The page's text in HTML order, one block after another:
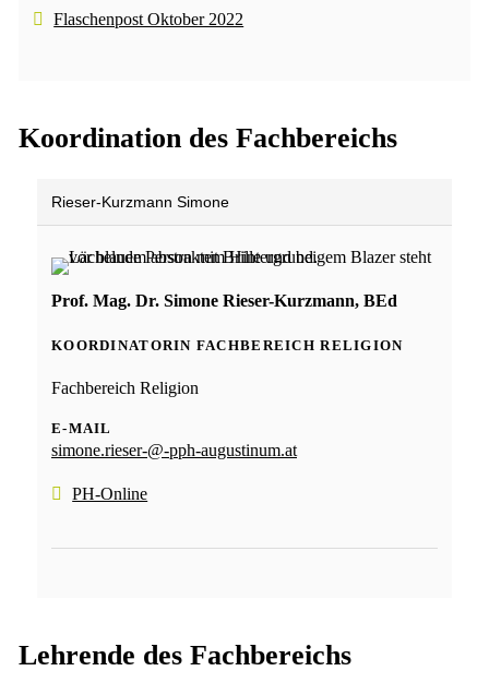
Flaschenpost Oktober 2022
Koordination des Fachbereichs
Rieser-Kurzmann Simone
Prof. Mag. Dr. Simone Rieser-Kurzmann, BEd
KOORDINATORIN FACHBEREICH RELIGION
Fachbereich Religion
E-MAIL
simone.rieser-@-pph-augustinum.at
PH-Online
Lehrende des Fachbereichs